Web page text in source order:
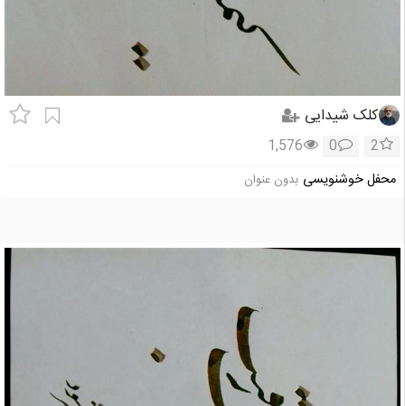
کلک شیدایی
2
0
1,576
محفل خوشنویسی بدون عنوان